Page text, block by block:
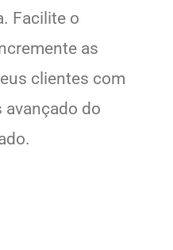
Facilite o
as
clientes com
avançado do